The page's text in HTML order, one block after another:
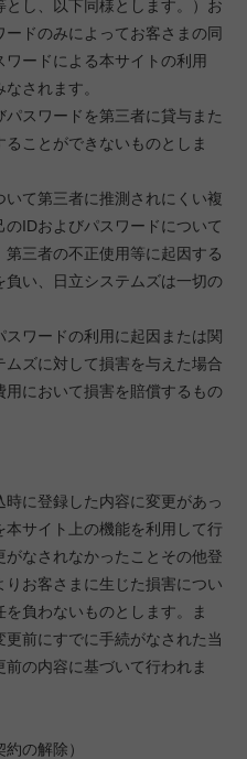
とし、以下同様とします。）お
ドのみによってお客さまの同
ードによる本サイトの利用
されます。
スワードを第三者に貸与また
ことができないものとしま
いて第三者に推測されにくい複
IDおよびパスワードについて
三者の不正使用等に起因する
い、日立システムズは一切の
ワードの利用に起因または関
ズに対して損害を与えた場合
において損害を賠償するもの
に登録した内容に変更があっ
サイト上の機能を利用して行
なされなかったことその他登
お客さまに生じた損害につい
負わないものとします。ま
前にすでに手続がなされた当
の内容に基づいて行われま
の解除）